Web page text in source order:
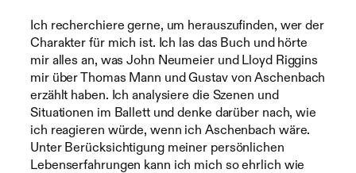
Ich recherchiere gerne, um herauszufinden, wer der
Charakter für mich ist. Ich las das Buch und hörte
mir alles an, was John Neumeier und Lloyd Riggins
mir über Thomas Mann und Gustav von Aschenbach
erzählt haben. Ich analysiere die Szenen und
Situationen im Ballett und denke darüber nach, wie
ich reagieren würde, wenn ich Aschenbach wäre.
Unter Berücksichtigung meiner persönlichen
Lebenserfahrungen kann ich mich so ehrlich wie